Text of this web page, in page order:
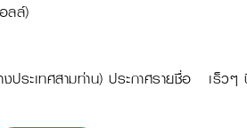
ลล์)
งประเทศสามท่าน) ประกาศรายชื่อ เร็วๆ